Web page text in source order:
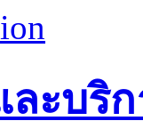
ะบริ